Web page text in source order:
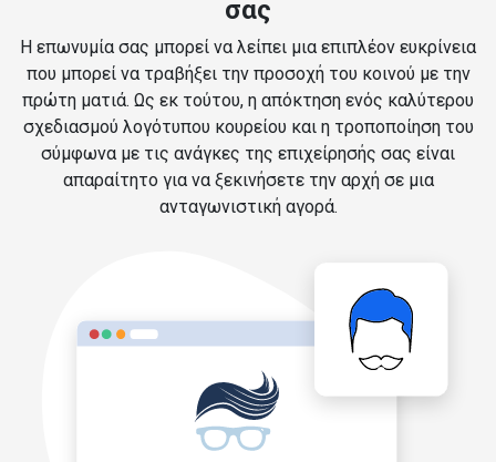
σας
Η επωνυμία σας μπορεί να λείπει μια επιπλέον ευκρίνεια
που μπορεί να τραβήξει την προσοχή του κοινού με την
πρώτη ματιά. Ως εκ τούτου, η απόκτηση ενός καλύτερου
σχεδιασμού λογότυπου κουρείου και η τροποποίηση του
σύμφωνα με τις ανάγκες της επιχείρησής σας είναι
απαραίτητο για να ξεκινήσετε την αρχή σε μια
ανταγωνιστική αγορά.